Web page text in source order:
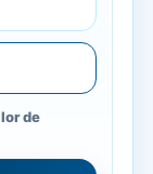
de